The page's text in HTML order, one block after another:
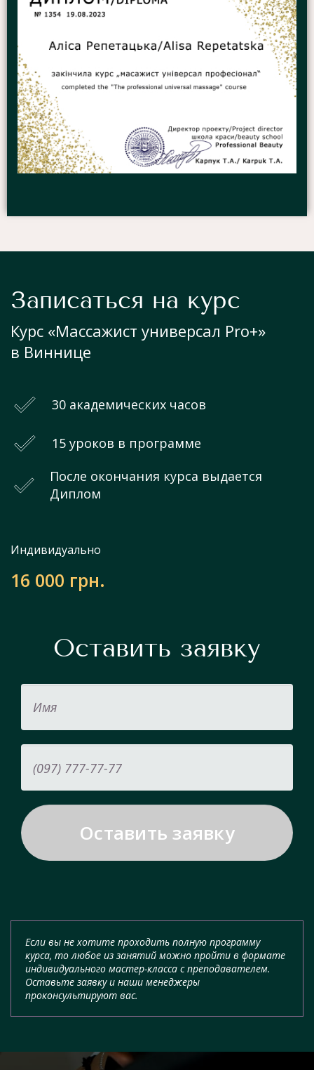
Записаться на курс
Курс «Массажист универсал Pro+»
в Виннице
30 академических часов
15 уроков в программе
После окончания курса выдается
Диплом
Индивидуально
16 000 грн.
Оставить заявку
Если вы не хотите проходить полную программу
курса, то любое из занятий можно пройти в формате
индивидуального мастер-класса с преподавателем.
Оставьте заявку и наши менеджеры
проконсультируют вас.